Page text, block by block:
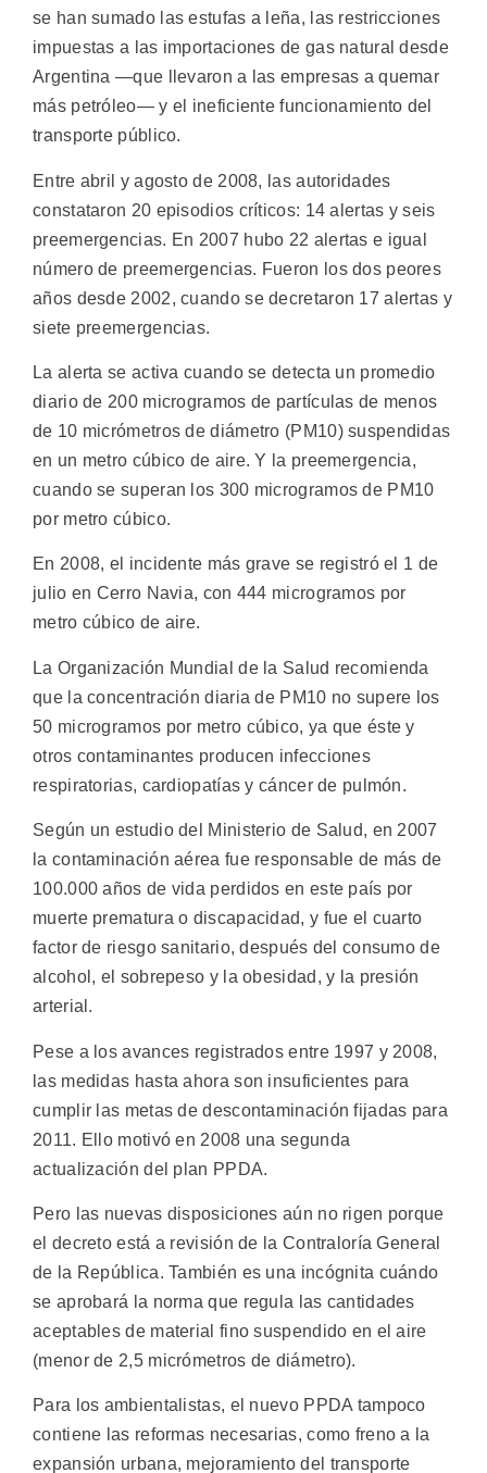
se han sumado las estufas a leña, las restricciones
impuestas a las importaciones de gas natural desde
Argentina —que llevaron a las empresas a quemar
más petróleo— y el ineficiente funcionamiento del
transporte público.
Entre abril y agosto de 2008, las autoridades
constataron 20 episodios críticos: 14 alertas y seis
preemergencias. En 2007 hubo 22 alertas e igual
número de preemergencias. Fueron los dos peores
años desde 2002, cuando se decretaron 17 alertas y
siete preemergencias.
La alerta se activa cuando se detecta un promedio
diario de 200 microgramos de partículas de menos
de 10 micrómetros de diámetro (PM10) suspendidas
en un metro cúbico de aire. Y la preemergencia,
cuando se superan los 300 microgramos de PM10
por metro cúbico.
En 2008, el incidente más grave se registró el 1 de
julio en Cerro Navia, con 444 microgramos por
metro cúbico de aire.
La Organización Mundial de la Salud recomienda
que la concentración diaria de PM10 no supere los
50 microgramos por metro cúbico, ya que éste y
otros contaminantes producen infecciones
respiratorias, cardiopatías y cáncer de pulmón.
Según un estudio del Ministerio de Salud, en 2007
la contaminación aérea fue responsable de más de
100.000 años de vida perdidos en este país por
muerte prematura o discapacidad, y fue el cuarto
factor de riesgo sanitario, después del consumo de
alcohol, el sobrepeso y la obesidad, y la presión
arterial.
Pese a los avances registrados entre 1997 y 2008,
las medidas hasta ahora son insuficientes para
cumplir las metas de descontaminación fijadas para
2011. Ello motivó en 2008 una segunda
actualización del plan PPDA.
Pero las nuevas disposiciones aún no rigen porque
el decreto está a revisión de la Contraloría General
de la República. También es una incógnita cuándo
se aprobará la norma que regula las cantidades
aceptables de material fino suspendido en el aire
(menor de 2,5 micrómetros de diámetro).
Para los ambientalistas, el nuevo PPDA tampoco
contiene las reformas necesarias, como freno a la
expansión urbana, mejoramiento del transporte